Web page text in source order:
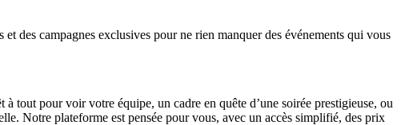
des campagnes exclusives pour ne rien manquer des événements qui vous
tout pour voir votre équipe, un cadre en quête d’une soirée prestigieuse, ou
Notre plateforme est pensée pour vous, avec un accès simplifié, des prix